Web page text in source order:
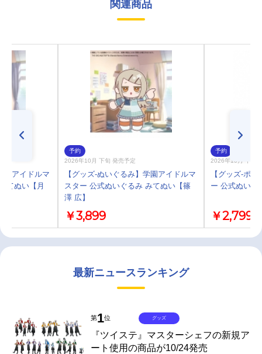
関連商品
園アイドルマ
てぬい【月
予約
2026年10月 下旬 発売予定
【グッズ-ぬいぐるみ】学園アイドルマ
スター 公式ぬいぐるみ みてぬい【篠
澤 広】
￥3,899
予約
2026年10月 下旬
【グッズ-ポ
ー 公式ぬいぐ
￥2,799
最新ニュースランキング
第1位
『ツイステ』マスターシェフの新規ア
ート使用の商品が10/24発売
グッズ